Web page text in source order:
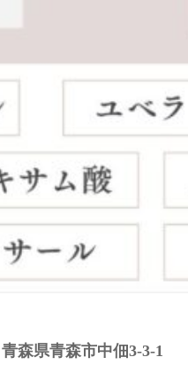
森県青森市中佃3-3-1